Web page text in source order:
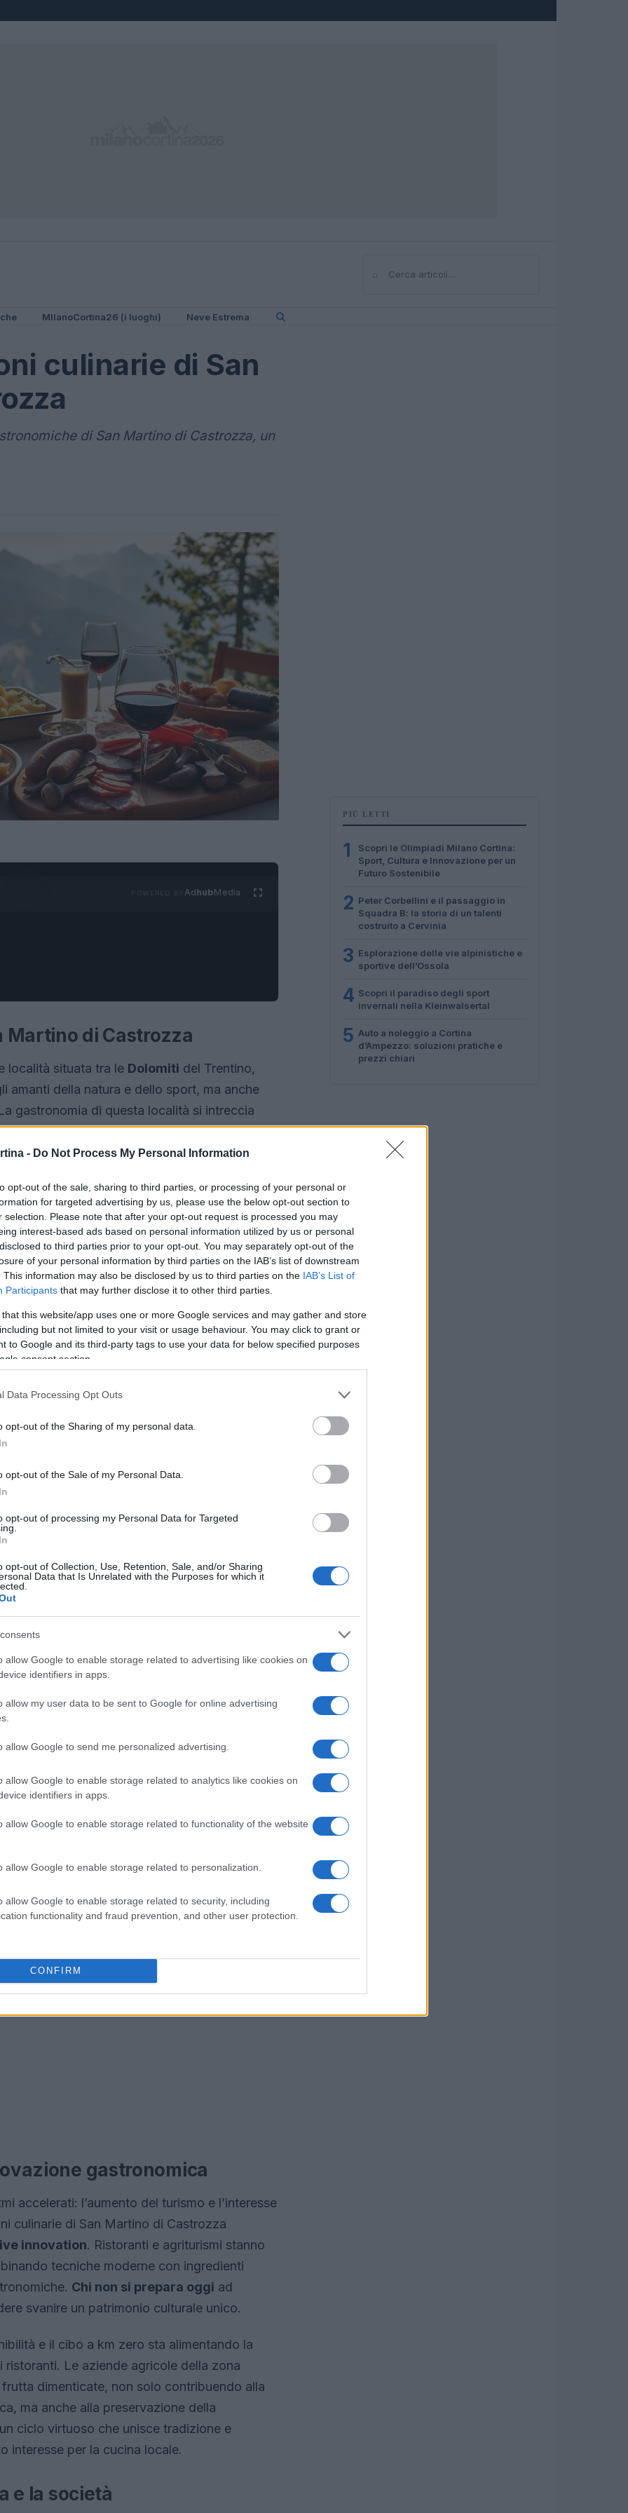
- Do Not Process My Personal Information
opt-out of the sale, sharing to third parties, or processing of your personal or
for targeted advertising by us, please use the below opt-out section to
selection. Please note that after your opt-out request is processed you may
interest-based ads based on personal information utilized by us or personal
to third parties prior to your opt-out. You may separately opt-out of the
of your personal information by third parties on the IAB’s list of downstream
This information may also be disclosed by us to third parties on the IAB’s List of
Participants that may further disclose it to other third parties.
that this website/app uses one or more Google services and may gather and store
but not limited to your visit or usage behaviour. You may click to grant or
to Google and its third-party tags to use your data for below specified purposes
consent section.
Data Processing Opt Outs
opt-out of the Sharing of my personal data.
opt-out of the Sale of my Personal Data.
opt-out of processing my Personal Data for Targeted
opt-out of Collection, Use, Retention, Sale, and/or Sharing
Data that Is Unrelated with the Purposes for which it
allow Google to enable storage related to advertising like cookies on
identifiers in apps.
allow my user data to be sent to Google for online advertising
allow Google to send me personalized advertising.
allow Google to enable storage related to analytics like cookies on
identifiers in apps.
allow Google to enable storage related to functionality of the website
allow Google to enable storage related to personalization.
allow Google to enable storage related to security, including
functionality and fraud prevention, and other user protection.
CONFIRM
⌕Cerca
MIlanoCortina26 (i luoghi) Neve Estrema
culinarie di San
di San Martino di Castrozza, un
AdhubMedia
Martino di Castrozza
località situata tra le Dolomiti del Trentino,
amanti della natura e dello sport, ma anche
gastronomia di questa località si intreccia
piatti che raccontano storie di un
localie dalla cucina delle comunità montane.
delle tradizioni culinarie di San Martino
come fonte diinnovazione
da preservare
si fondano su ingredienti locali e
per l’ambiente e la cultura del territorio.
interesse per la valorizzazione dei
e sulla provenienza locale. Piatti come
non sono semplici alimenti, ma vere e
la storia della comunità. Queste preparazioni,
di generazione in generazione,
terra e le sue risorse.
della cucina trentina, preparata
da formaggi e salumi locali. I
speck e formaggio, rappresentano un altro
della regione. Queste specialità,
di cultura e identità.
gastronomica
accelerati: l’aumento del turismo e l’interesse
culinarie di San Martino di Castrozza
innovation. Ristoranti e agriturismi stanno
tecniche moderne con ingredienti
Chi non si prepara oggi ad
svanire un patrimonio culturale unico.
e il cibo a km zero sta alimentando la
Le aziende agricole della zona
dimenticate, non solo contribuendo alla
ma anche alla preservazione della
ciclo virtuoso che unisce tradizione e
interesse per la cucina locale.
e la società
PIÙ LETTI
1
Scopri le Olimpiadi Milano Cortina:
Sport, Cultura e Innovazione per un
Futuro Sostenibile
2 Peter Corbellini e il passaggio in
Squadra B: la storia di un talenti
costruito a Cervinia
3 Esplorazione delle vie alpinistiche e
sportive dell’Ossola
4 Scopri il paradiso degli sport
invernali nella Kleinwalsertal
5 Auto a noleggio a Cortina
d’Ampezzo: soluzioni pratiche e
prezzi chiari